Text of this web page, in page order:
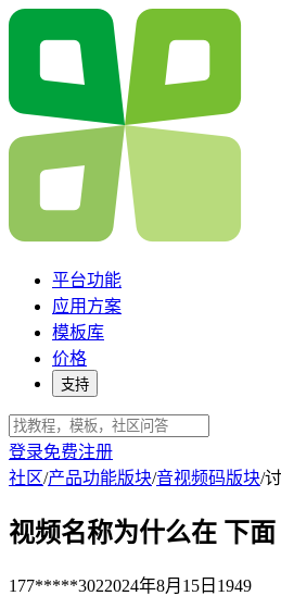
平台功能
应用方案
模板库
价格
支持
登录免费注册
社区/产品功能版块/音视频码版块/
视频名称为什么在 下
177*****3022024年8月15日 1949